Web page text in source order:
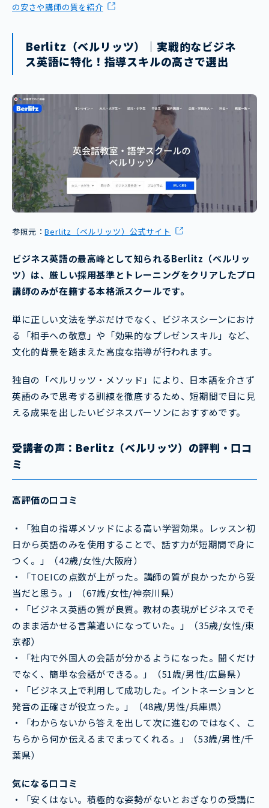
の安さや講師の質を紹介
Berlitz（ベルリッツ）｜実戦的なビジネ
ス英語に特化！指導スキルの高さで選出
参照元：Berlitz（ベルリッツ）公式サイト
ビジネス英語の最高峰として知られるBerlitz（ベルリッ
ツ）は、厳しい採用基準とトレーニングをクリアしたプロ
講師のみが在籍する本格派スクールです。
単に正しい文法を学ぶだけでなく、ビジネスシーンにおけ
る「相手への敬意」や「効果的なプレゼンスキル」など、
文化的背景を踏まえた高度な指導が行われます。
独自の「ベルリッツ・メソッド」により、日本語を介さず
英語のみで思考する訓練を徹底するため、短期間で目に見
える成果を出したいビジネスパーソンにおすすめです。
受講者の声：Berlitz（ベルリッツ）の評判・口コ
ミ
高評価の口コミ
・「独自の指導メソッドによる高い学習効果。レッスン初
日から英語のみを使用することで、話す力が短期間で身に
つく。」（42歳/女性/大阪府）
・「TOEICの点数が上がった。講師の質が良かったから妥
当だと思う。」（67歳/女性/神奈川県）
・「ビジネス英語の質が良質。教材の表現がビジネスでそ
のまま活かせる言葉遣いになっていた。」（35歳/女性/東
京都）
・「社内で外国人の会話が分かるようになった。聞くだけ
でなく、簡単な会話ができる。」（51歳/男性/広島県）
・「ビジネス上で利用して成功した。イントネーションと
発音の正確さが役立った。」（48歳/男性/兵庫県）
・「わからないから答えを出して次に進むのではなく、こ
ちらから何か伝えるまでまってくれる。」（53歳/男性/千
葉県）
気になる口コミ
・「安くはない。積極的な姿勢がないとおざなりの受講に